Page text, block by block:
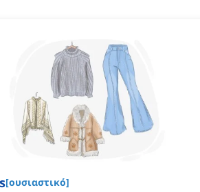
[ουσιαστικό]